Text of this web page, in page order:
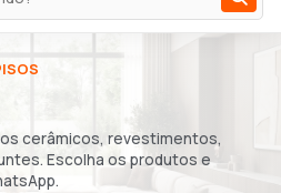
cerâmicos, revestimentos,
Escolha os produtos e